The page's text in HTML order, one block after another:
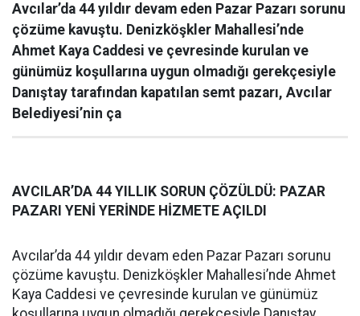
Avcılar’da 44 yıldır devam eden Pazar Pazarı sorunu
çözüme kavuştu. Denizköşkler Mahallesi’nde
Ahmet Kaya Caddesi ve çevresinde kurulan ve
günümüz koşullarına uygun olmadığı gerekçesiyle
Danıştay tarafından kapatılan semt pazarı, Avcılar
Belediyesi’nin ça
AVCILAR’DA 44 YILLIK SORUN ÇÖZÜLDÜ: PAZAR
PAZARI YENİ YERİNDE HİZMETE AÇILDI
Avcılar’da 44 yıldır devam eden Pazar Pazarı sorunu
çözüme kavuştu. Denizköşkler Mahallesi’nde Ahmet
Kaya Caddesi ve çevresinde kurulan ve günümüz